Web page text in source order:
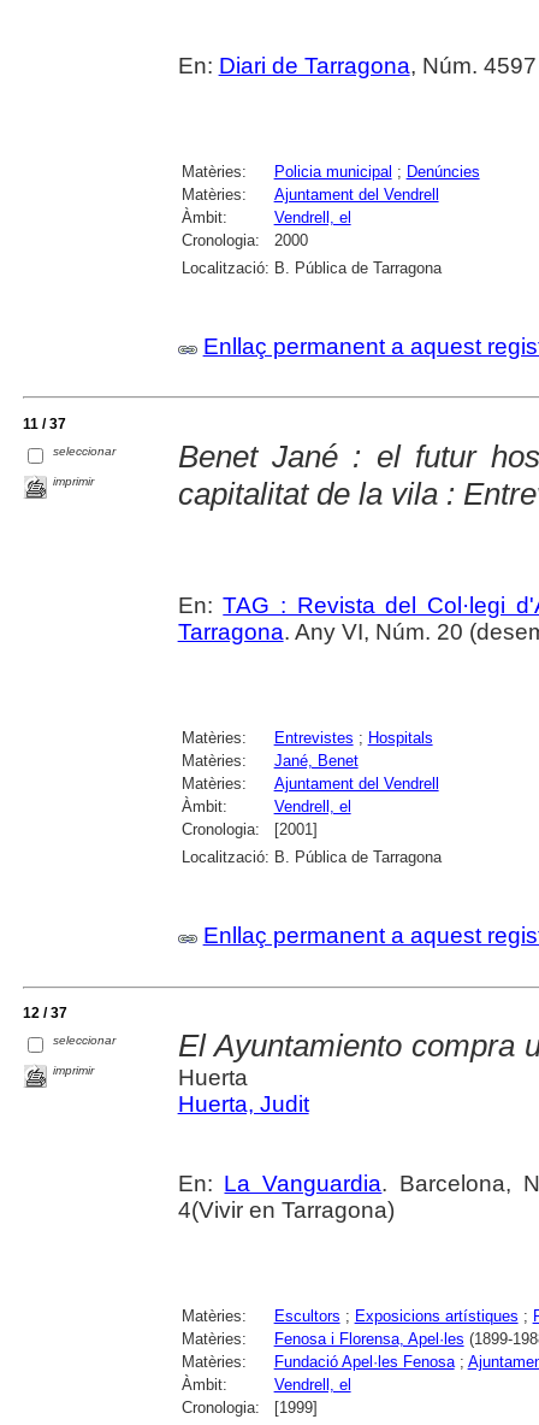
En: Diari de Tarragona, Núm.
Matèries: Policia municipal ; Denúncies
Matèries:
Ajuntament del Vendrell
Àmbit:
Vendrell, el
Cronologia:
2000
Localització: B. Pública de Tarragona
Enllaç permanent a aquest
11 / 37
seleccionar
imprimir
Benet Jané : el futur
capitalitat de la vila :
En:TAG : Revista del Col·legi
Tarragona. Any VI, Núm. 20
Matèries: Entrevistes ; Hospitals
Matèries:
Jané, Benet
Matèries:
Ajuntament del Vendrell
Àmbit:
Vendrell, el
Cronologia:
[2001]
Localització: B. Pública de Tarragona
Enllaç permanent a aquest
12 / 37
seleccionar
imprimir
El Ayuntamiento compra
Huerta
Huerta, Judit
En: La Vanguardia. Barcelona,
4(Vivir en Tarragona)
Matèries: Escultors ; Exposicions artístiques ;
Matèries:
Fenosa i Florensa, Apel·les (1899-
Matèries:
Fundació Apel·les Fenosa;
Àmbit:
Vendrell, el
Cronologia:
[1999]